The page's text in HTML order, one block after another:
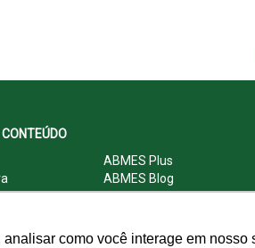
como você interage em
ABMES Plus
ABMES Blog
Legislação
ABMES
Contato